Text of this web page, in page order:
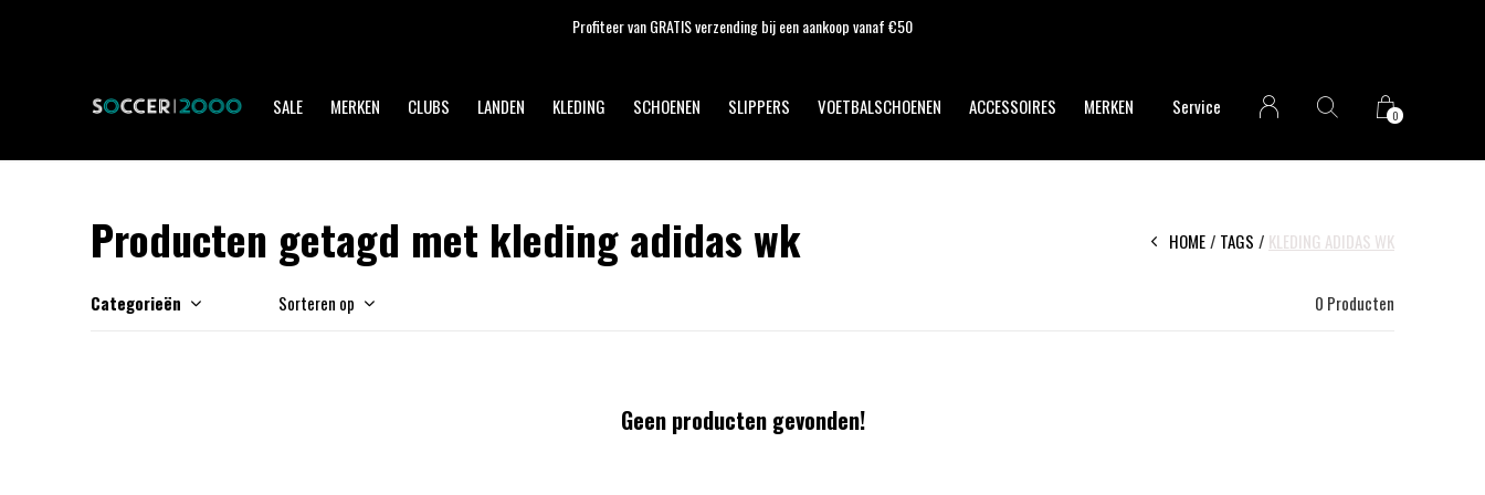
SALE MERKEN CLUBS LANDEN KLEDING SCHOENEN SLIPPERS VOETBALSCHOENEN ACCESSOIRES MERKEN Service 0
Profiteer van GRATIS verzending bij een aankoop vanaf €50
Producten getagd met kleding adidas wk HOME TAGS KLEDING ADIDAS WK
Categorieën Sorteren op 0 Producten
Geen producten gevonden!